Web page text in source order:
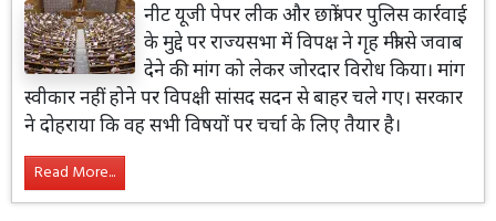
नीट यूजी पेपर लीक और छात्रों पर पुलिस कार्रवाई
के मुद्दे पर राज्यसभा में विपक्ष ने गृह मंत्री से जवाब
देने की मांग को लेकर जोरदार विरोध किया। मांग
स्वीकार नहीं होने पर विपक्षी सांसद सदन से बाहर चले गए। सरकार
ने दोहराया कि वह सभी विषयों पर चर्चा के लिए तैयार है।
Read More...